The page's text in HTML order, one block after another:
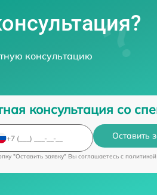
консультацию
консультация со
Оставить
"Оставить заявку" Вы соглашаетесь c